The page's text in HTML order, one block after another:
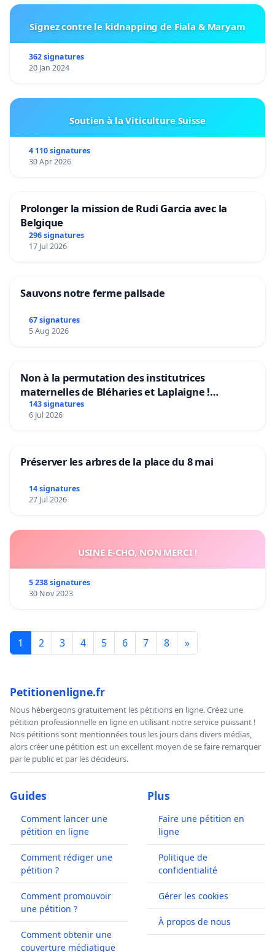
Signez contre le kidnapping de Fiala & Maryam
362 signatures
20 Jan 2024
Soutien à la Viticulture Suisse
4 110 signatures
30 Apr 2026
Prolonger la mission de Rudi Garcia avec la
Belgique
296 signatures
17 Jul 2026
Sauvons notre ferme pallsade
67 signatures
5 Aug 2026
Non à la permutation des institutrices
maternelles de Bléharies et Laplaigne !
Préservons la stabilité de nos enfants.
143 signatures
6 Jul 2026
Préserver les arbres de la place du 8 mai
14 signatures
27 Jul 2026
USINE E-CHO, NON MERCI !
5 238 signatures
30 Nov 2023
1 2 3 4 5 6 7 8 »
Petitionenligne.fr
Nous hébergeons gratuitement les pétitions en ligne. Créez une
pétition professionnelle en ligne en utilisant notre service puissant !
Nos pétitions sont mentionnées tous les jours dans divers médias,
alors créer une pétition est un excellent moyen de se faire remarquer
par le public et par les décideurs.
Guides
Comment lancer une
pétition en ligne
Comment rédiger une
pétition ?
Comment promouvoir
une pétition ?
Comment obtenir une
couverture médiatique
Plus
Faire une pétition en
ligne
Politique de
confidentialité
Gérer les cookies
À propos de nous